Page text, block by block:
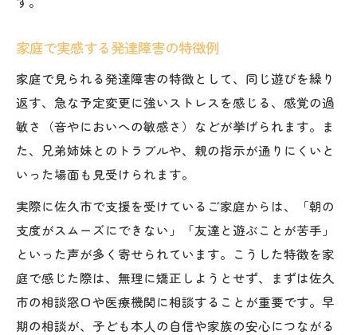
家庭で実感する発達障害の特徴例
家庭で見られる発達障害の特徴として、同じ遊びを繰り
返す、急な予定変更に強いストレスを感じる、感覚の過
敏さ（音やにおいへの敏感さ）などが挙げられます。ま
た、兄弟姉妹とのトラブルや、親の指示が通りにくいと
いった場面も見受けられます。
実際に佐久市で支援を受けているご家庭からは、「朝の
支度がスムーズにできない」「友達と遊ぶことが苦手」
といった声が多く寄せられています。こうした特徴を家
庭で感じた際は、無理に矯正しようとせず、まずは佐久
市の相談窓口や医療機関に相談することが重要です。早
期の相談が、子ども本人の自信や家族の安心につながる